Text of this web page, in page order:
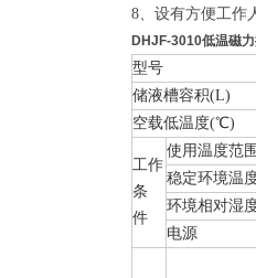
8、设有方便工作
DHJF-3010低温磁
型号
储液槽容积(L)
空载低温度(℃)
工作
条
件
使用温度范
稳定环境温
环境相对湿
电源